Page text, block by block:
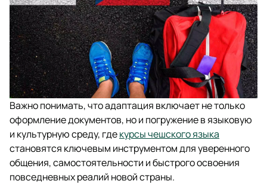
Важно понимать, что адаптация включает не только
оформление документов, но и погружение в языковую
и культурную среду, гдекурсы чешского языка
становятся ключевым инструментом для уверенного
общения, самостоятельности и быстрого освоения
повседневных реалий новой страны.